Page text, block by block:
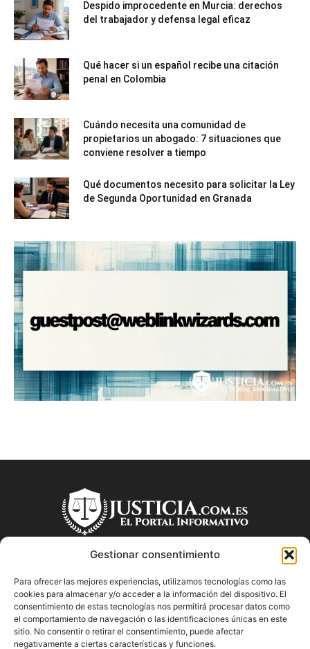
Gestionar consentimiento
Para ofrecer las mejores experiencias, utilizamos tecnologías como las
cookies para almacenar y/o acceder a la información del dispositivo. El
consentimiento de estas tecnologías nos permitirá procesar datos como
el comportamiento de navegación o las identificaciones únicas en este
sitio. No consentir o retirar el consentimiento, puede afectar
negativamente a ciertas características y funciones.
Despido improcedente en Murcia: derechos
del trabajador y defensa legal eficaz
Qué hacer si un español recibe una citación
penal en Colombia
Cuándo necesita una comunidad de
propietarios un abogado: 7 situaciones que
conviene resolver a tiempo
Qué documentos necesito para solicitar la Ley
de Segunda Oportunidad en Granada
SOBRE NOSOTROS
"Descubre en Justicia.com.es información relevante sobre la
justicia española. Obtén consejos jurídicos, conoce las leyes